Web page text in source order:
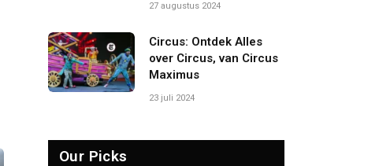
27 augustus 2024
Circus: Ontdek Alles
over Circus, van Circus
Maximus
23 juli 2024
Our Picks